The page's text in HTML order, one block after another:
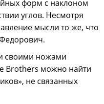
форм с наклоном
углов. Несмотря
мысли то же, что
своими ножами
Brothers можно найти
не связанных